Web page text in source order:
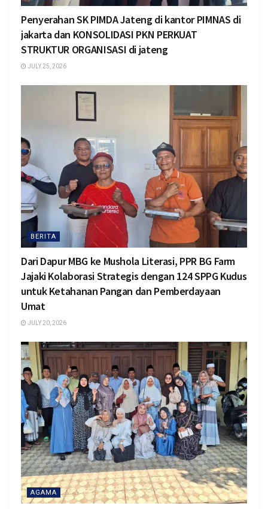
Penyerahan SK PIMDA Jateng di kantor PIMNAS di
jakarta dan KONSOLIDASI PKN PERKUAT
STRUKTUR ORGANISASI di jateng
JULY 25, 2026
BERITA
Dari Dapur MBG ke Mushola Literasi, PPR BG Farm
Jajaki Kolaborasi Strategis dengan 124 SPPG Kudus
untuk Ketahanan Pangan dan Pemberdayaan
Umat
JULY 20, 2026
AGAMA